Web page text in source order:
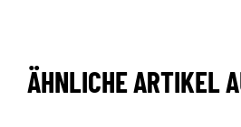
ÄHNLICHE ARTIKEL